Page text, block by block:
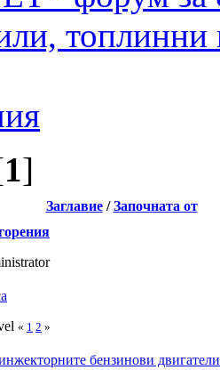
1]
Заглавие/Започната от
« 1 2 »
бензинови